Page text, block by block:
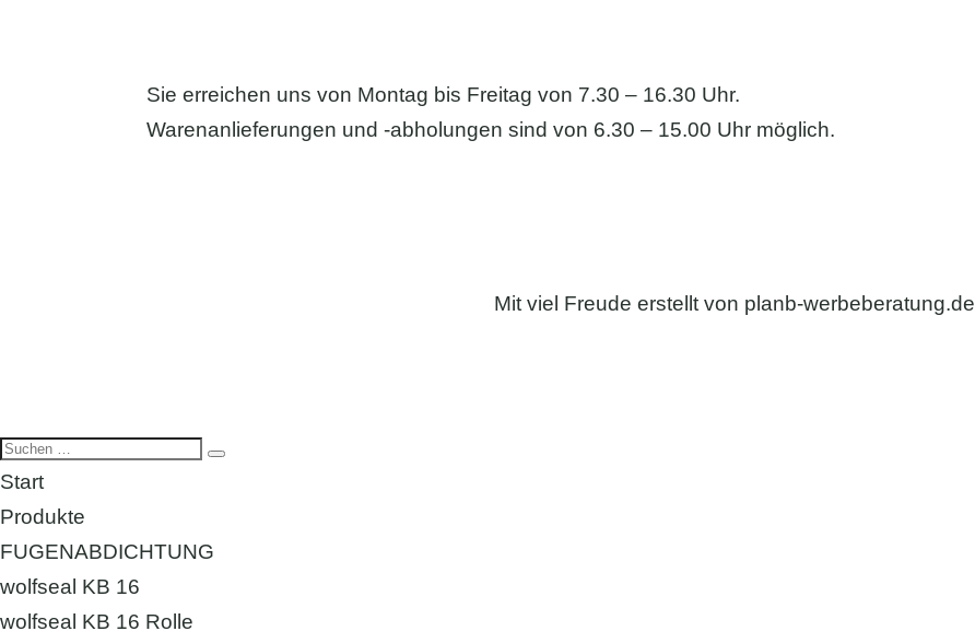
Sie erreichen uns von Montag bis Freitag von 7.30 – 16.30 Uhr.
Warenanlieferungen und -abholungen sind von 6.30 – 15.00 Uhr möglich.
Mit viel Freude erstellt von planb-werbeberatung.de
Start
Produkte
FUGENABDICHTUNG
wolfseal KB 16
wolfseal KB 16 Rolle